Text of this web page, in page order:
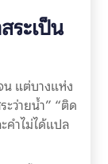
ระเป็น
น แต่บางแห่ง
ะว่ายน้ำ” “ติด
คำไม่ได้แปล